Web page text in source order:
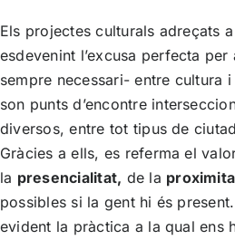
Els projectes culturals adreçats
esdevenint l’excusa perfecta
sempre necessari- entre cultura
son punts d’encontre
diversos, entre tot tipus de
Gràcies a ells, es referma el
la presencialitat, de la
possibles si la gent hi és
evident la pràctica a la qual ens